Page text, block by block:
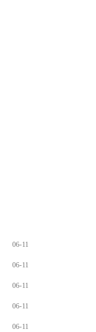
06-11
06-11
06-11
06-11
06-11